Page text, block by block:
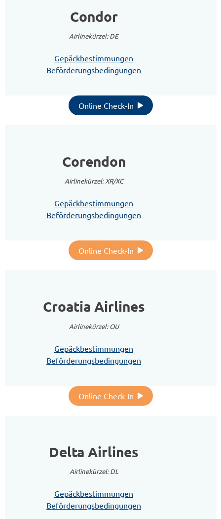
Condor
Airlinekürzel: DE
Gepäckbestimmungen
Beförderungsbedingungen
Online Check-In
Corendon
Airlinekürzel: XR/XC
Gepäckbestimmungen
Beförderungsbedingungen
Online Check-In
Croatia Airlines
Airlinekürzel: OU
Gepäckbestimmungen
Beförderungsbedingungen
Online Check-In
Delta Airlines
Airlinekürzel: DL
Gepäckbestimmungen
Beförderungsbedingungen